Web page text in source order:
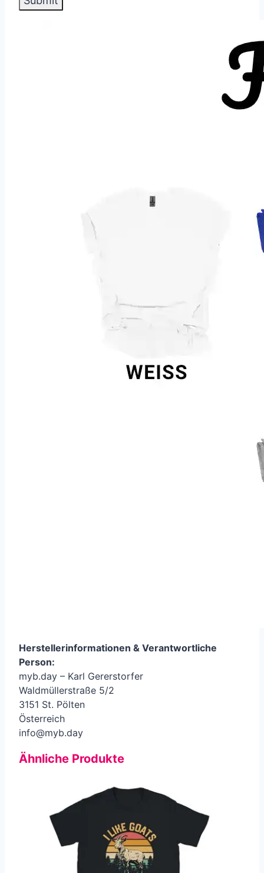
Herstellerinformationen & Verantwortliche
Person:
myb.day – Karl Gererstorfer
Waldmüllerstraße 5/2
3151 St. Pölten
Österreich
info@myb.day
Ähnliche Produkte